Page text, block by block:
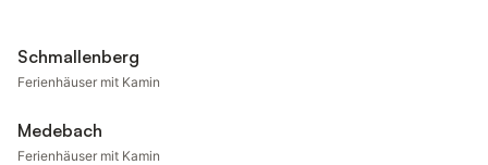
Schmallenberg
Ferienhäuser mit Kamin
Medebach
Ferienhäuser mit Kamin